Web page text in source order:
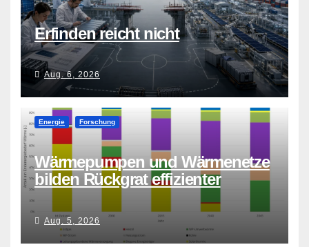
Erfinden reicht nicht
Aug. 6, 2026
Energie Forschung
Wärmepumpen und Wärmenetze
bilden Rückgrat effizienter
Aug. 5, 2026